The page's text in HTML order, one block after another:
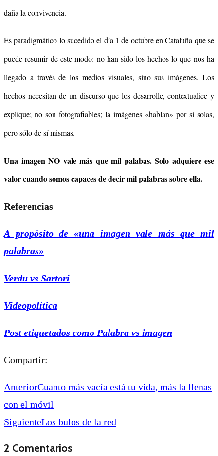
daña la convivencia.
Es paradigmático lo sucedido el día 1 de octubre en Cataluña que se
puede resumir de este modo: no han sido los hechos lo que nos ha
llegado a través de los medios visuales, sino sus imágenes. Los
hechos necesitan de un discurso que los desarrolle, contextualice y
explique; no son fotografiables; la imágenes «hablan» por sí solas,
pero sólo de sí mismas.
Una imagen NO vale más que mil palabas. Solo adquiere ese
valor cuando somos capaces de decir mil palabras sobre ella.
Referencias
A propósito de «una imagen vale más que mil
palabras»
Verdu vs Sartori
Videopolítica
Post etiquetados como Palabra vs imagen
Compartir:
AnteriorCuanto más vacía está tu vida, más la llenas
con el móvil
SiguienteLos bulos de la red
2 Comentarios